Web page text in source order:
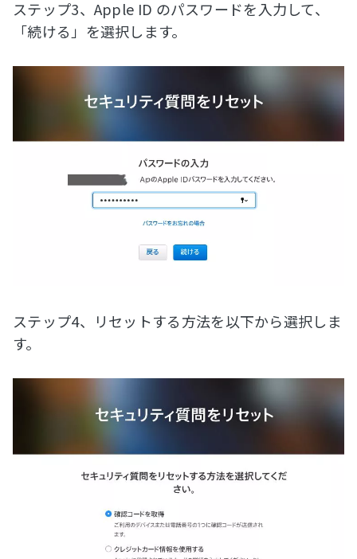
ステップ3、Apple ID のパスワードを入力して、
「続ける」を選択します。
ステップ4、リセットする方法を以下から選択しま
す。